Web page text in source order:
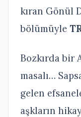
kıran Gönül
bölümüyle
Bozkırda bir
masalı…
gelen
aşkların